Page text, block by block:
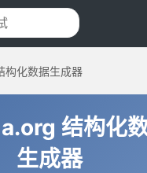
构化数据生成器
结构化
生成器